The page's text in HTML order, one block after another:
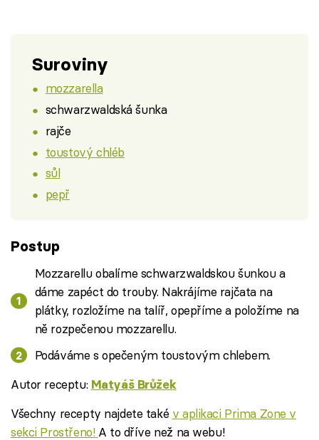
Suroviny
mozzarella
schwarzwaldská šunka
rajče
toustový chléb
sůl
pepř
Postup
Mozzarellu obalíme schwarzwaldskou šunkou a
dáme zapéct do trouby. Nakrájíme rajčata na
plátky, rozložíme na talíř, opepříme a položíme na
ně rozpečenou mozzarellu.
Podáváme s opečeným toustovým chlebem.
Autor receptu: Matyáš Brůžek
Všechny recepty najdete také v aplikaci Prima Zone v
sekci Prostřeno! A to dříve než na webu!